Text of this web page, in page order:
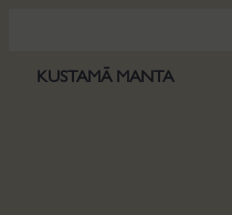
saturuKUSTAMĀ MANTA